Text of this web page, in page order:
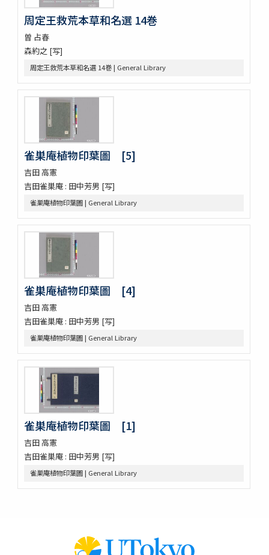
艸木譜目録 2巻
雀巣庵植物印葉圖
南海包譜 3巻附録1巻
本草圖譜 (存78巻)
草木冩生啚 4巻
筑肥植物一斑 : 明治十ニ年紀行抜萃
蟲豸類 1巻付1巻
南海禽譜 6巻
鯨鰌正圖
南紀熊野浦漁者太地角右衞門所藏鯨魚種品圖目
鯨記 1巻補遺1巻
蟲譜 11巻
麞説
蘭畹摘芳 初編3巻
有用植物圖 3巻
動物訓蒙
動物學 2巻
内外博覽會ニ關スル調査資料
周定王救荒本草和名選 14巻
曽 占春
森約之 [写]
周定王救荒本草和名選 14巻 | General Library
雀巣庵植物印葉圖 [5]
吉田 高憲
吉田雀巣庵 : 田中芳男 [写]
雀巣庵植物印葉圖 | General Library
雀巣庵植物印葉圖 [4]
吉田 高憲
吉田雀巣庵 : 田中芳男 [写]
雀巣庵植物印葉圖 | General Library
雀巣庵植物印葉圖 [1]
吉田 高憲
吉田雀巣庵 : 田中芳男 [写]
雀巣庵植物印葉圖 | General Library